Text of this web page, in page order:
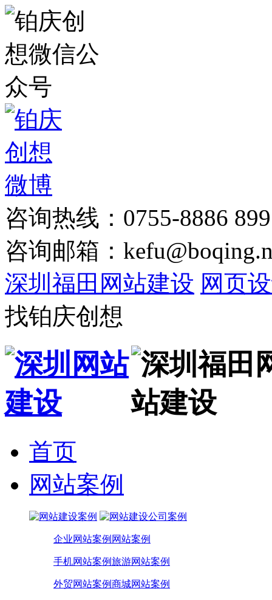
咨询热线：0755-8886
咨询邮箱：
深圳福田网站建设 网页
找铂庆创想
首页
网站案例
企业网站案例 网站案例
手机网站案例旅游网站案例
外贸网站案例商城网站案例